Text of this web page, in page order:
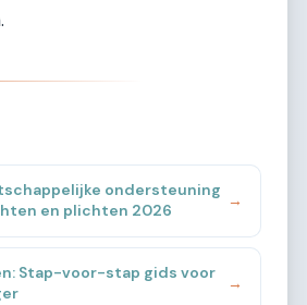
ondersteuning
en plichten 2026
→
Stap-voor-stap gids voor
→